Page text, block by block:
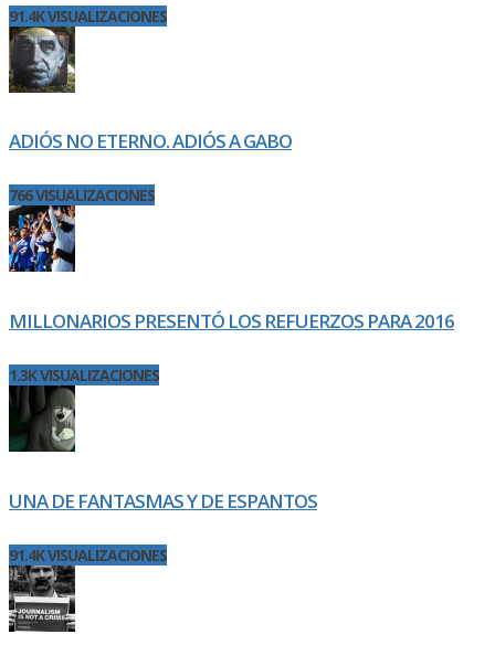
91.4K VISUALIZACIONES
ADIÓS NO ETERNO. ADIÓS A GABO
766 VISUALIZACIONES
MILLONARIOS PRESENTÓ LOS REFUERZOS PARA 2016
1.3K VISUALIZACIONES
UNA DE FANTASMAS Y DE ESPANTOS
91.4K VISUALIZACIONES